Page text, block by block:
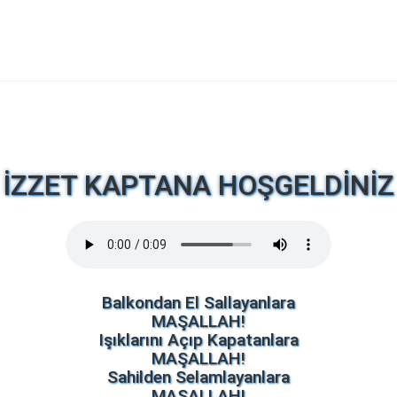
İZZET KAPTANA HOŞGELDİNİZ
Balkondan El Sallayanlara
MAŞALLAH!
Işıklarını Açıp Kapatanlara
MAŞALLAH!
Sahilden Selamlayanlara